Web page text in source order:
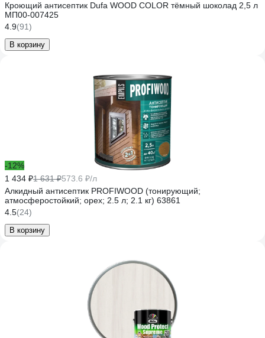
Кроющий антисептик Dufa WOOD COLOR тёмный шоколад 2,5 л
МП00-007425
4.9(91)
В корзину
-12%
1 434 ₽1 631 ₽573.6 ₽/л
Алкидный антисептик PROFIWOOD (тонирующий;
атмосферостойкий; орех; 2.5 л; 2.1 кг) 63861
4.5(24)
В корзину